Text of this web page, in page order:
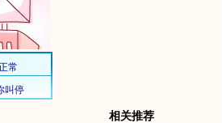
相关推荐